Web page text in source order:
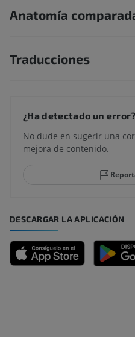
Anatomía
Traducciones
¿Ha detectado un error?
No dude en sugerir una
mejora de contenido.
DESCARGAR LA APLICACIÓN